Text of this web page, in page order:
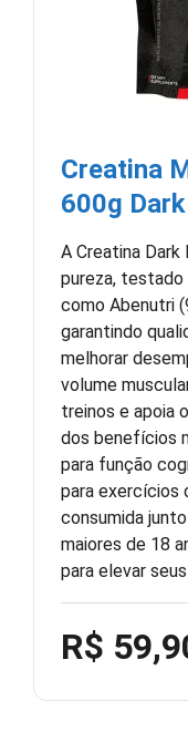
Creatina
600g
A Creatina
pureza, testado
como Abenutri
garantindo
melhorar
volume
treinos e apoia
dos benefícios
para função
para exercícios
consumida
maiores de 18
para elevar
R$